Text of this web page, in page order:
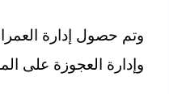
وتم حصول إدارة
وإدارة العجوزة على